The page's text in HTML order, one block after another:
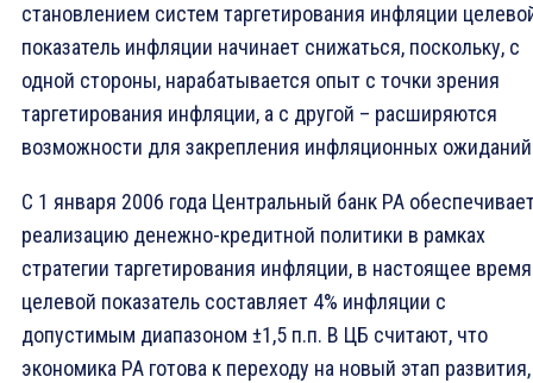
становлением систем таргетирования инфляции
показатель инфляции начинает снижаться, поскольку, с
одной стороны, нарабатывается опыт с точки зрения
таргетирования инфляции, а с другой – расширяются
возможности для закрепления инфляционных
С 1 января 2006 года Центральный банк РА
реализацию денежно-кредитной политики в рамках
стратегии таргетирования инфляции, в настоящее время
целевой показатель составляет 4% инфляции с
допустимым диапазоном ±1,5 п.п. В ЦБ считают, что
экономика РА готова к переходу на новый этап